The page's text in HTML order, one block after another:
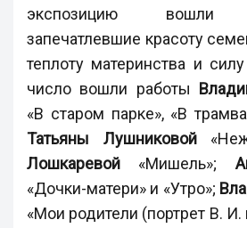
экспозицию вошли
запечатлевшие красоту
теплоту материнства и
число вошли работы
«В старом парке», «В
Татьяны Лушниковой
Лошкаревой «Мишель»;
«Дочки-матери» и «Утро»;
«Мои родители (портрет В.